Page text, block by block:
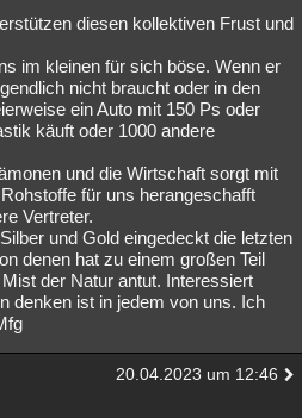
diesen kollektiven Frust und
im kleinen für sich böse. Wenn er
nicht braucht oder in den
ein Auto mit 150 Ps oder
käuft oder 1000 andere
und die Wirtschaft sorgt mit
für uns herangeschafft
Vertreter.
und Gold eingedeckt die letzten
denen hat zu einem großen Teil
der Natur antut. Interessiert
denken ist in jedem von uns. Ich
20.04.2023 um 12:46